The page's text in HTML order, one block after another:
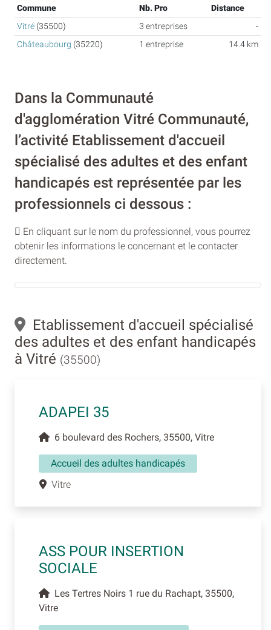
Commune Nb. Pro
Distance
Vitré (35500) 3 entreprises
-
Châteaubourg (35220) 1 entreprise 14.4 km
Dans la Communauté
d'agglomération Vitré Communauté,
l’activité Etablissement d'accueil
spécialisé des adultes et des enfant
handicapés est représentée par les
professionnels ci dessous :
En cliquant sur le nom du professionnel, vous pourrez
obtenir les informations le concernant et le contacter
directement.
Etablissement d'accueil spécialisé
des adultes et des enfant handicapés
à Vitré (35500)
ADAPEI 35
6 boulevard des Rochers, 35500, Vitre
Accueil des adultes handicapés
Vitre
ASS POUR INSERTION
SOCIALE
Les Tertres Noirs 1 rue du Rachapt, 35500,
Vitre